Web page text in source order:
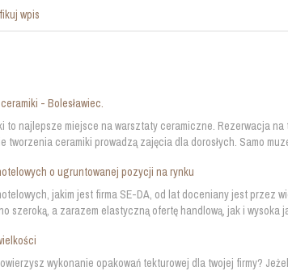
wpis
- Bolesławiec.
to najlepsze miejsce na warsztaty ceramiczne. Rezerwacja
tworzenia ceramiki prowadzą zajęcia dla dorosłych. Samo
o ugruntowanej pozycji na rynku
jakim jest firma SE-DA, od lat doceniany jest przez
szeroką, a zarazem elastyczną ofertę handlową, jak i wysoka
wykonanie opakowań tekturowej dla twojej firmy?